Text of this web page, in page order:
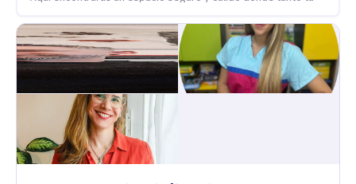
comprendidos y apoyados para recuperar la tranquilidad en
casa. Me especializo en guiar a familias a través de
herramientas prácticas y dinámicas adaptadas a la edad de
cada menor, dejando de lado las etiquetas y los tecnicismos.
Mi forma de trabajar se centra en entender las emociones
que hay detrás del comportamiento, ayudándoles a
desarrollar la confianza necesaria para superar sus retos y
fortaleciendo la comunicación entre ustedes. Acompaño a
niños y adolescentes que están lidiando con la ansiedad, la